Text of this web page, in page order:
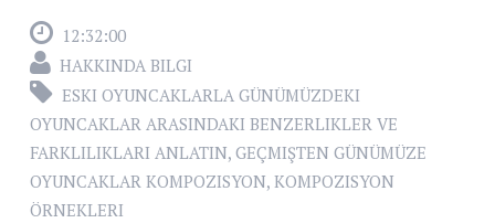
12:32:00
HAKKINDA BILGI
ESKI OYUNCAKLARLA GÜNÜMÜZDEKI
OYUNCAKLAR ARASINDAKI BENZERLIKLER VE
FARKLILIKLARI ANLATIN, GEÇMIŞTEN GÜNÜMÜZE
OYUNCAKLAR KOMPOZISYON, KOMPOZISYON
ÖRNEKLERI